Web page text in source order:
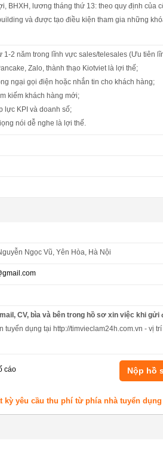
BHXH, lương tháng thứ 13: theo quy định của
và được tạo điều kiện tham gia những
1-2 năm trong lĩnh vực sales/telesales (Ưu tiên
Zalo, thành thạo Kiotviet là lợi thế;
ngại gọi điện hoặc nhắn tin cho khách hàng;
kiếm khách hàng mới;
lực KPI và doanh số;
nói dễ nghe là lợi thế.
Ngọc Vũ, Yên Hòa, Hà Nội
CV, bìa và bên trong hồ sơ xin việc khi gửi
tuyển dụng tại http://timvieclam24h.com.vn - vị
cáo Nộp hồ
yêu cầu thu phí từ phía nhà tuyển dụng